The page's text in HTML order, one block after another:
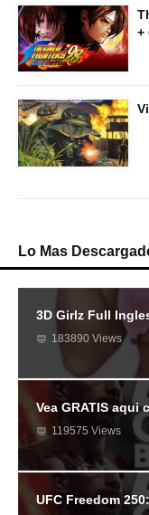
+
Lo Mas
3D Girlz Full
183890 Views
Vea GRATIS aqui
119575 Views
UFC Freedom